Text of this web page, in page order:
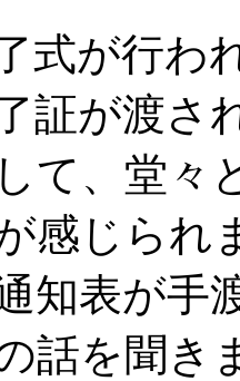
式が行わ
証が渡さ
て、堂々
感じられ
知表が手
話を聞き